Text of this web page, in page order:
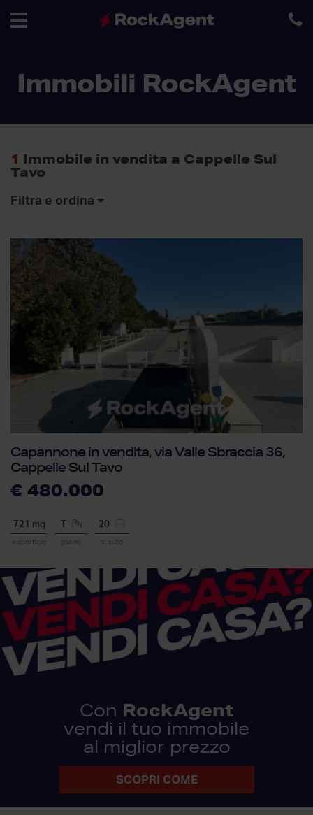
navigation
Immobili RockAgent
1 Immobile in vendita a Cappelle Sul
Tavo
Filtra e ordina
Capannone in vendita, via Valle Sbraccia 36,
Cappelle Sul Tavo
€ 480.000
721 mq
superficie piano
20
p. auto
Con RockAgent
vendi il tuo immobile
al miglior prezzo
SCOPRI COME